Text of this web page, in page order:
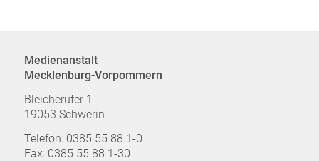
Medienanstalt
Mecklenburg-Vorpommern
Bleicherufer 1
19053 Schwerin
Telefon: 0385 55 88 1-0
Fax: 0385 55 88 1-30